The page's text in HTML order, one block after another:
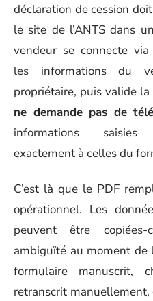
déclaration de cession
le site de l’ANTS dans
vendeur se connecte via
les informations du
propriétaire, puis valide la
ne demande pas de
informations saisies
exactement à celles du
C’est là que le PDF
opérationnel. Les
peuvent être
ambiguïté au moment de
formulaire manuscrit,
retranscrit